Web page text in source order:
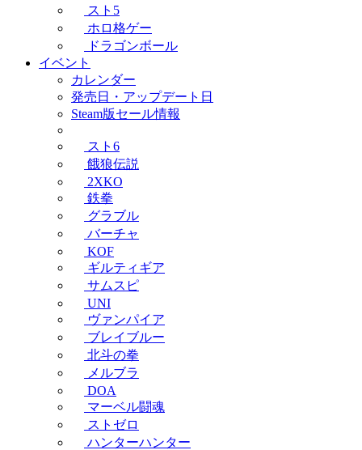
スト5
ホロ格ゲー
ドラゴンボール
イベント
カレンダー
発売日・アップデート日
Steam版セール情報
スト6
餓狼伝説
2XKO
鉄拳
グラブル
バーチャ
KOF
ギルティギア
サムスピ
UNI
ヴァンパイア
ブレイブルー
北斗の拳
メルブラ
DOA
マーベル闘魂
ストゼロ
ハンターハンター